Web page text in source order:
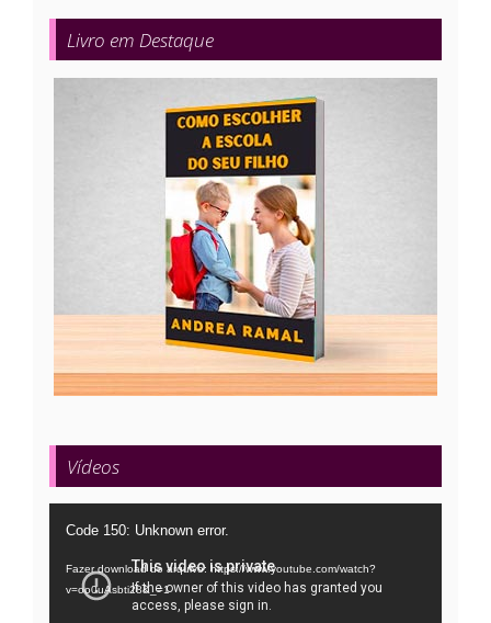
Livro em Destaque
Vídeos
Tocador
vídeo
Code 150: Unknown error.
Fazer download do arquivo: https://www.youtube.com/watch?
v=oo0uAsbti28&_=1